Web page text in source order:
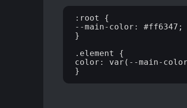
:root {
--main-color: #ff6347;
}
.element {
color: var(--main-